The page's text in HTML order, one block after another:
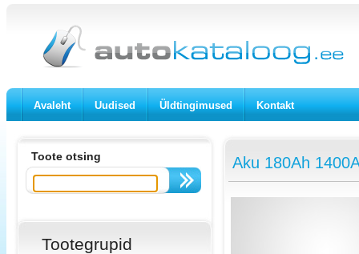
Avaleht Uudised Üldtingimused Kontakt
Toote otsing
Tootegrupid
Aku 180Ah